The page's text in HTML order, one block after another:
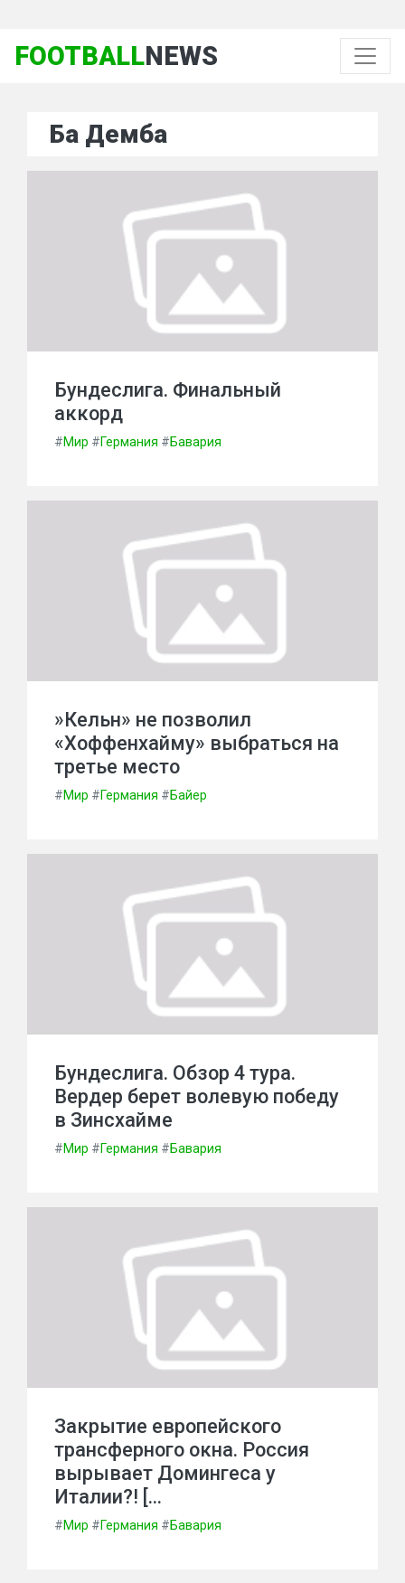
FOOTBALLNEWS
Ба Демба
Бундеслига. Финальный
аккорд
#Мир #Германия #Бавария
»Кельн» не позволил
«Хоффенхайму» выбраться на
третье место
#Мир #Германия #Байер
Бундеслига. Обзор 4 тура.
Вердер берет волевую победу
в Зинсхайме
#Мир #Германия #Бавария
Закрытие европейского
трансферного окна. Россия
вырывает Домингеса у
Италии?! […
#Мир #Германия #Бавария